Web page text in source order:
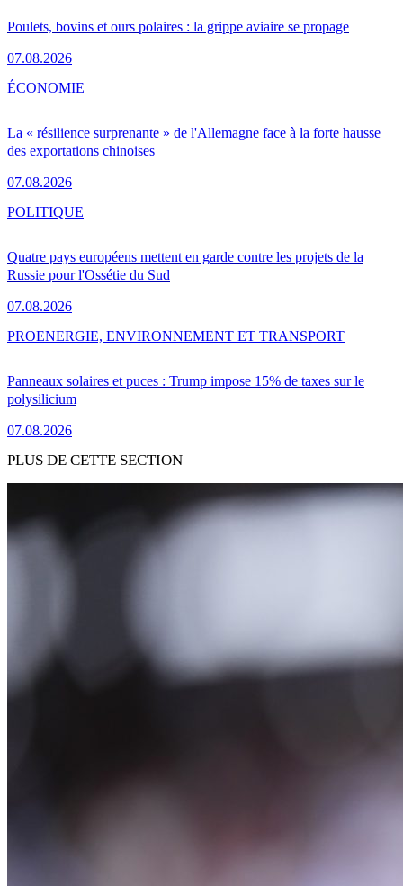
Poulets, bovins et ours polaires : la grippe aviaire se propage
07.08.2026
La « résilience surprenante » de l'Allemagne face à la forte hausse
des exportations chinoises
07.08.2026
ÉCONOMIE
Quatre pays européens mettent en garde contre les projets de la
Russie pour l'Ossétie du Sud
07.08.2026
POLITIQUE
Panneaux solaires et puces : Trump impose 15% de taxes sur le
polysilicium
07.08.2026
PROENERGIE, ENVIRONNEMENT ET TRANSPORT
PLUS DE CETTE SECTION